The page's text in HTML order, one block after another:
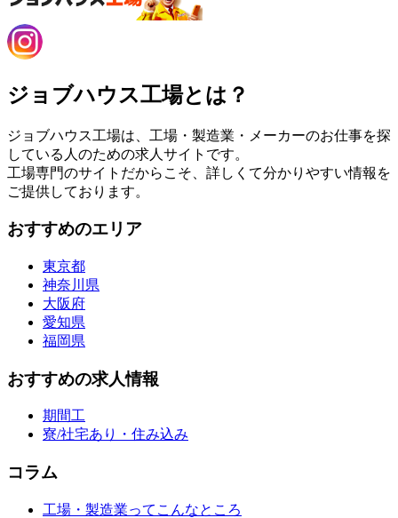
ジョブハウス工場とは？
ジョブハウス工場は、工場・製造業・メーカーのお仕事を探
している人のための求人サイトです。
工場専門のサイトだからこそ、詳しくて分かりやすい情報を
ご提供しております。
おすすめのエリア
東京都
神奈川県
大阪府
愛知県
福岡県
おすすめの求人情報
期間工
寮/社宅あり・住み込み
コラム
工場・製造業ってこんなところ